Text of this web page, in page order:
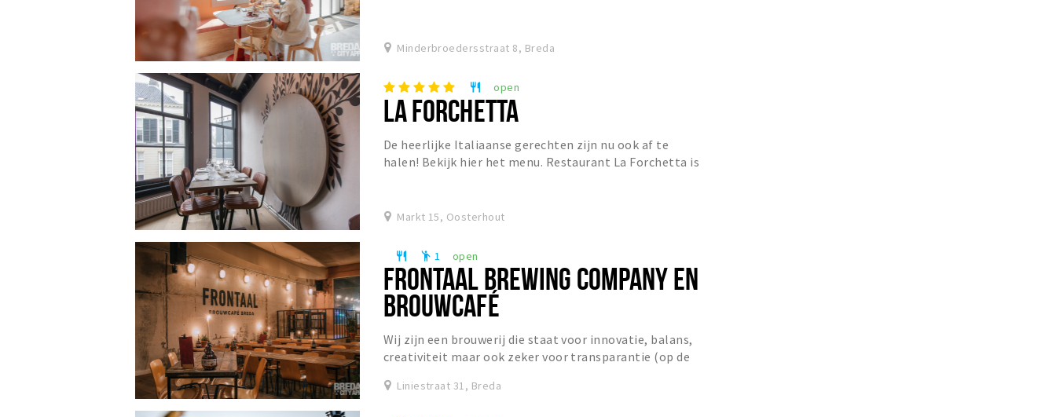
Minderbroedersstraat 8, Breda
restaurant open
LA FORCHETTA
De heerlijke Italiaanse gerechten zijn nu ook af te
halen! Bekijk hier het menu. Restaurant La Forchetta is
Markt 15, Oosterhout
restaurant emoji_people 1 open
FRONTAAL BREWING COMPANY EN
BROUWCAFÉ
Wij zijn een brouwerij die staat voor innovatie, balans,
creativiteit maar ook zeker voor transparantie (op de
Liniestraat 31, Breda